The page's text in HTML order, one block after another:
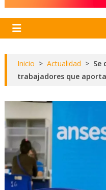
Inicio > Actualidad > Se
trabajadores que